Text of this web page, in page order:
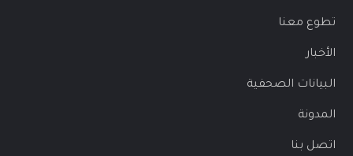
تطوع معنا
الأخبار
البيانات الصحفية
المدونة
اتصل بنا